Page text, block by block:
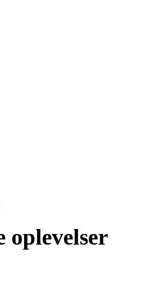
oplevelser